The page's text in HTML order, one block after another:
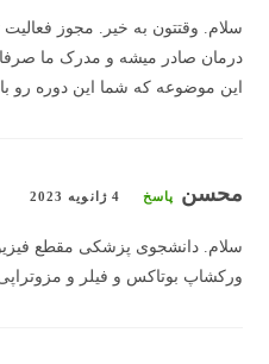
سلام. وقتتون به خیر. مجوز
درمان صادر میشه و مدرک ما صرفا
این موضوعه که شما این دوره رو
محسن پاسخ 4 ژانویه 2023
سلام. دانشجوی پزشکی مقطع
ورکشاپ بوتاکس و فیلر و